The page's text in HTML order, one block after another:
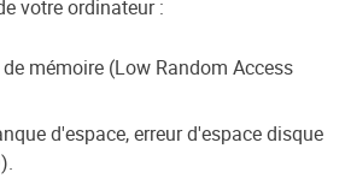
votre ordinateur :
mémoire (Low Random Access
d'espace, erreur d'espace disque